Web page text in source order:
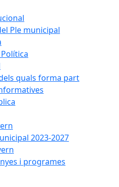
Ple municipal
quals forma part
2023-2027
i programes